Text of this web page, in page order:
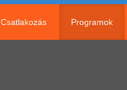
Csatlakozás Programok